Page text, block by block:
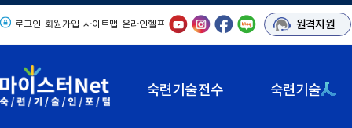
로그인 회원가입 사이트맵 온라인헬프 원격지원
숙련기술전수 숙련기술